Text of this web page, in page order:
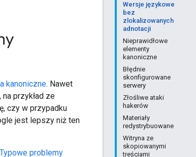
Wersje językowe
bez
zlokalizowanych
adnotacji
Nieprawidłowe
elementy
kanoniczne
Błędnie
skonfigurowane
serwery
Złośliwe ataki
hakerów
Materiały
redystrybuowane
Witryna ze
skopiowanymi
treściami
kanoniczne. Nawet
przykład ze
czy w przypadku
jest lepszy niż ten
Typowe problemy